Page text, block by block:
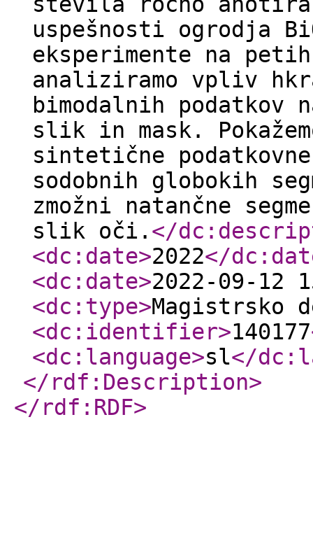
uspešnosti ogrodja
eksperimente na
analiziramo vpliv
bimodalnih
slik in mask.
sintetične
sodobnih globokih
zmožni natančne
slik oči. </
<dc:date>2022</
<dc:date>2022-09-12
<dc:type>Magistrsko
<dc:identifier>140177
<dc:language>sl</
</rdf:Description>
</rdf:RDF>